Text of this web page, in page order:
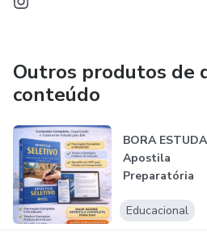
Outros produtos de
conteúdo
BORA
Apostila
Preparatória
Educador...
Educacional